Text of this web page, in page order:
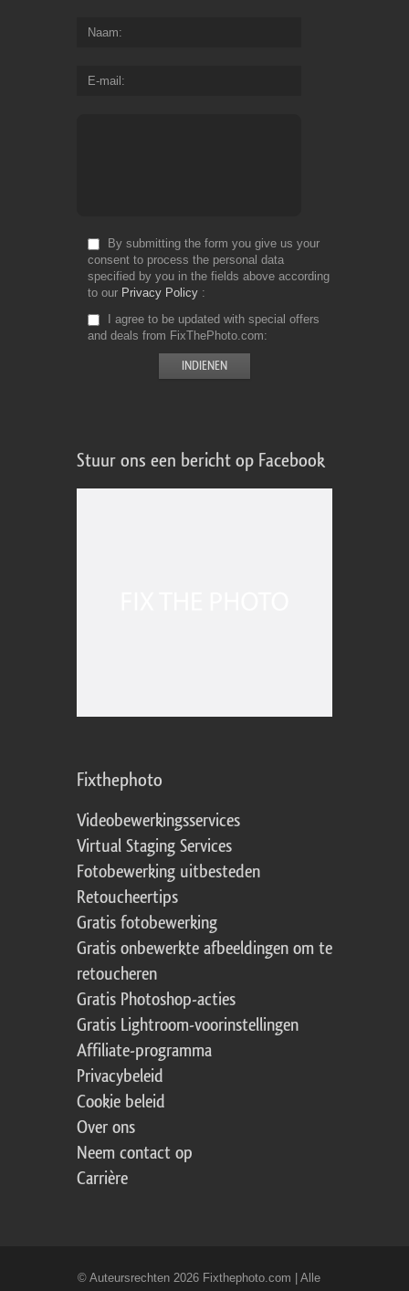
Naam
E-mail
By submitting the form you give us your
consent to process the personal data
specified by you in the fields above according
to our Privacy Policy
I agree to be updated with special offers
and deals from FixThePhoto.com
Stuur ons een bericht op Facebook
Fixthephoto
Videobewerkingsservices
Virtual Staging Services
Fotobewerking uitbesteden
Retoucheertips
Gratis fotobewerking
Gratis onbewerkte afbeeldingen om te
retoucheren
Gratis Photoshop-acties
Gratis Lightroom-voorinstellingen
Affiliate-programma
Privacybeleid
Cookie beleid
Over ons
Neem contact op
Carrière
© Auteursrechten 2026 Fixthephoto.com | Alle